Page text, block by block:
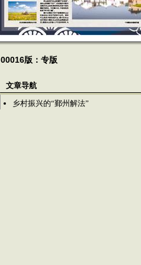
00016版：专版
文章导航
乡村振兴的“鄞州解法”